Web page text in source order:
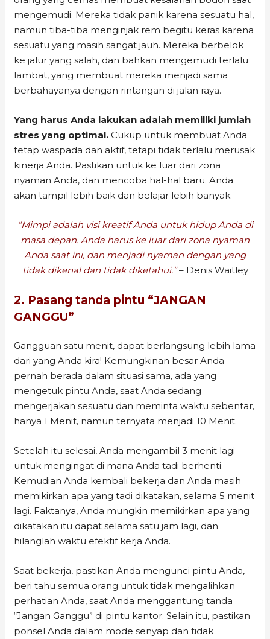
mengemudi. Mereka tidak panik karena sesuatu hal,
namun tiba-tiba menginjak rem begitu keras karena
sesuatu yang masih sangat jauh. Mereka berbelok
ke jalur yang salah, dan bahkan mengemudi terlalu
lambat, yang membuat mereka menjadi sama
berbahayanya dengan rintangan di jalan raya.
Yang harus Anda lakukan adalah memiliki jumlah
stres yang optimal. Cukup untuk membuat Anda
tetap waspada dan aktif, tetapi tidak terlalu merusak
kinerja Anda. Pastikan untuk ke luar dari zona
nyaman Anda, dan mencoba hal-hal baru. Anda
akan tampil lebih baik dan belajar lebih banyak.
“Mimpi adalah visi kreatif Anda untuk hidup Anda di
masa depan. Anda harus ke luar dari zona nyaman
Anda saat ini, dan menjadi nyaman dengan yang
tidak dikenal dan tidak diketahui.”– Denis Waitley
2. Pasang tanda pintu “JANGAN
GANGGU”
Gangguan satu menit, dapat berlangsung lebih lama
dari yang Anda kira! Kemungkinan besar Anda
pernah berada dalam situasi sama, ada yang
mengetuk pintu Anda, saat Anda sedang
mengerjakan sesuatu dan meminta waktu sebentar,
hanya 1 Menit, namun ternyata menjadi 10 Menit.
Setelah itu selesai, Anda mengambil 3 menit lagi
untuk mengingat di mana Anda tadi berhenti.
Kemudian Anda kembali bekerja dan Anda masih
memikirkan apa yang tadi dikatakan, selama 5 menit
lagi. Faktanya, Anda mungkin memikirkan apa yang
dikatakan itu dapat selama satu jam lagi, dan
hilanglah waktu efektif kerja Anda.
Saat bekerja, pastikan Anda mengunci pintu Anda,
beri tahu semua orang untuk tidak mengalihkan
perhatian Anda, saat Anda menggantung tanda
“Jangan Ganggu” di pintu kantor. Selain itu, pastikan
ponsel Anda dalam mode senyap dan tidak